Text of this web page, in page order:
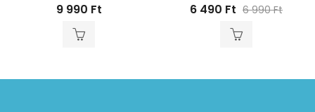
9 990 Ft 6 490 Ft 6 990Ft